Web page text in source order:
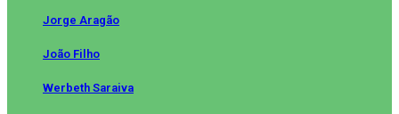
Jorge Aragão
João Filho
Werbeth Saraiva